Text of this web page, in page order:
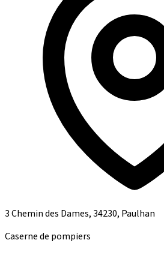
3 Chemin des Dames, 34230, Paulhan
Caserne de pompiers